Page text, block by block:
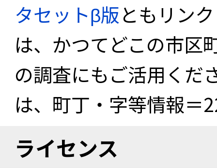
タセットβ版ともリン
は、かつてどこの市区
の調査にもご活用くだ
は、町丁・字等情報＝
ライセンス